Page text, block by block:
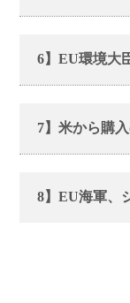
6】EU環境大
7】米から購
8】EU海軍、